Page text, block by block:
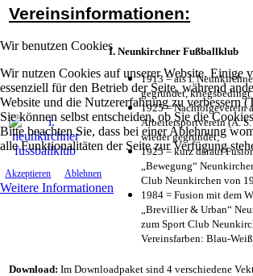
Wir benutzen Cookies
Wir nutzen Cookies auf unserer Website. Einige
essenziell für den Betrieb der Seite, während
Website und die Nutzererfahrung zu verbessern
Sie können selbst entscheiden, ob Sie die
Bitte beachten Sie, dass bei einer Ablehnung
alle Funktionalitäten der Seite zur Verfügung
Akzeptieren Ablehnen
Weitere Informationen
Vereinsinformationen:
I. Neunkirchner Fußballklub
1913 = als I.
gegründet,
1925 = Nachfolgeverein
Arbeitersportverein (A.
wieder gegründet;
1925 = kurz darauf
„Bewegung“
Club Neunkirchen von
1984 = Fusion mit dem
„Brevillier & Urban“
zum Sport Club
Vereinsfarben: Blau-
Download: Im Downloadpaket sind 4 verschiedene